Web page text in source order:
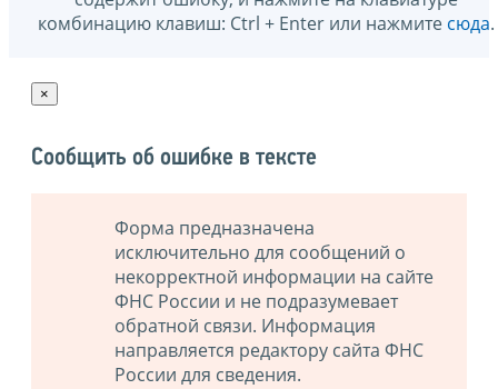
комбинацию клавиш: Ctrl + Enter или нажмите сюда.
×
Сообщить об ошибке в тексте
Форма предназначена
исключительно для сообщений о
некорректной информации на сайте
ФНС России и не подразумевает
обратной связи. Информация
направляется редактору сайта ФНС
России для сведения.